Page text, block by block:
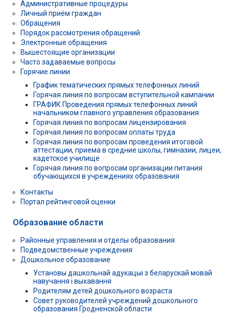
Административные процедуры
Личный приём граждан
Обращения
Порядок рассмотрения обращений
Электронные обращения
Вышестоящие организации
Часто задаваемые вопросы
Горячие линии
График тематических прямых телефонных линий
Горячая линия по вопросам вступительной кампании
ГРАФИК Проведения прямых телефонных линий
начальником главного управления образования
Горячая линия по вопросам лицензирования
Горячая линия по вопросам оплаты труда
Горячая линия по вопросам проведения итоговой
аттестации, приема в средние школы, гимназии, лицеи,
кадетское училище
Горячая линия по вопросам организации питания
обучающихся в учреждениях образования
Контакты
Портал рейтинговой оценки
Образование области
Районные управления и отделы образования
Подведомственные учреждения
Дошкольное образование
Установы дашкольнай адукацыі з беларускай мовай
навучання і выхавання
Родителям детей дошкольного возраста
Совет руководителей учреждений дошкольного
образования Гродненской области